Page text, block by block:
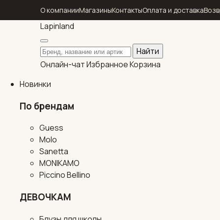
О компанииМагазиныКонтактыОплата и доставка
Lapinland
Поиск по каталогу
Найти
Онлайн-чатИзбранноеКорзина
Новинки
По брендам
Guess
Molo
Sanetta
MONIKAMO
Piccino Bellino
ДЕВОЧКАМ